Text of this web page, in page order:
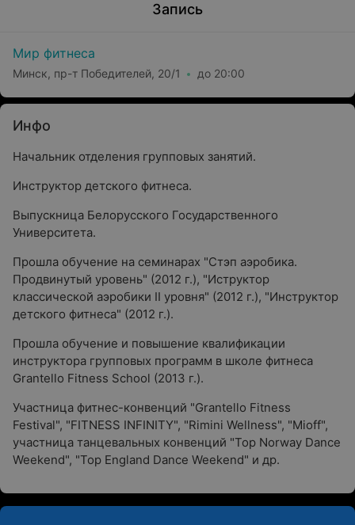
Запись
Мир фитнеса
Минск, пр-т Победителей, 20/1 до 20:00
Инфо
Начальник отделения групповых занятий.
Инструктор детского фитнеса.
Выпускница Белорусского Государственного
Университета.
Прошла обучение на семинарах "Стэп аэробика.
Продвинутый уровень" (2012 г.), "Иструктор
классической аэробики II уровня" (2012 г.), "Инструктор
детского фитнеса" (2012 г.).
Прошла обучение и повышение квалификации
инструктора групповых программ в школе фитнеса
Grantello Fitness School (2013 г.).
Участница фитнес-конвенций "Grantello Fitness
Festival", "FITNESS INFINITY", "Rimini Wellness", "Mioff",
участница танцевальных конвенций "Top Norway Dance
Weekend", "Top England Dance Weekend" и др.